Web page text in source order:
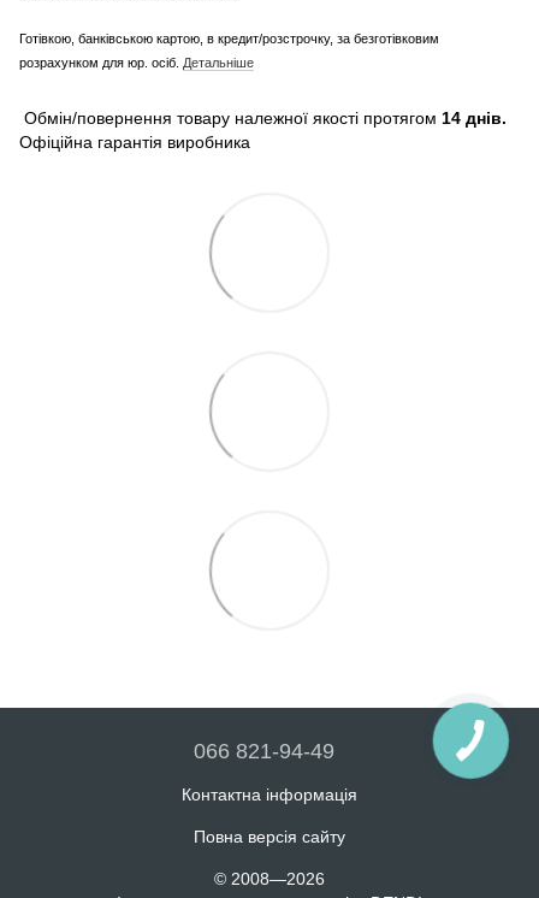
Готівкою, банківською картою, в кредит/розстрочку, за безготівковим
розрахунком для юр. осіб. Детальніше
Обмін/повернення товару належної якості протягом 14 днів.
Офіційна гарантія виробника
066 821-94-49
Контактна інформація
Повна версія сайту
© 2008—2026